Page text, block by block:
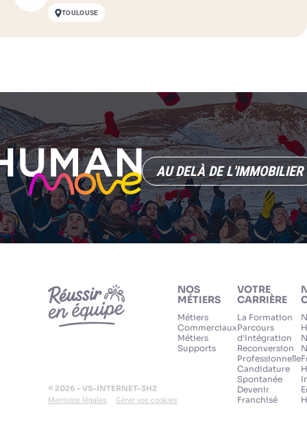
TOULOUSE
AU DELÀ DE L'IMMOBILIER
© 2026 - VS-INTERNET-3H2
Mentions légales Gérer vos cookies
NOS
MÉTIERS
Métiers
Commerciaux
Métiers
Supports
VOTRE
CARRIÈRE
La Formation
Parcours
d'Intégration
Reconversion
Professionnelle
Candidature
Spontanée
Devenir
Franchisé